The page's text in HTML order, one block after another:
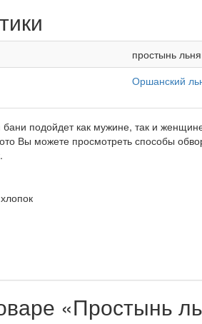
простынь
Оршанский
подойдет как мужине, так и
Вы можете просмотреть способы
«Простынь